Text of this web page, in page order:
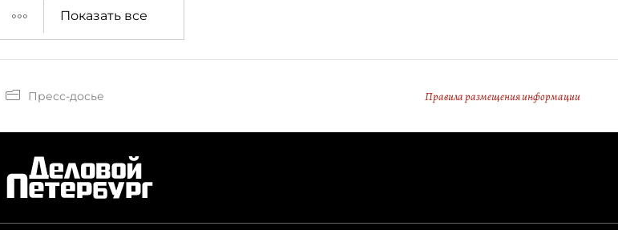
Показать все
Пресс-досье Правила размещения информации